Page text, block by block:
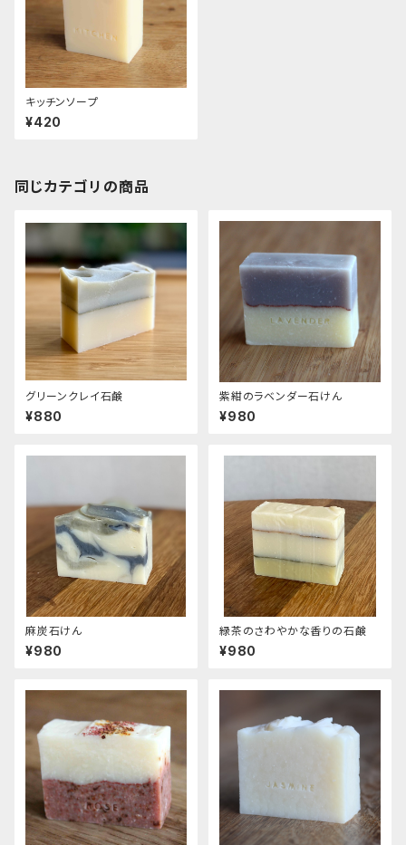
キッチンソープ
¥420
同じカテゴリの商品
グリーンクレイ石鹸
¥880
紫紺のラベンダー石けん
¥980
麻炭石けん
¥980
緑茶のさわやかな香りの石鹸
¥980